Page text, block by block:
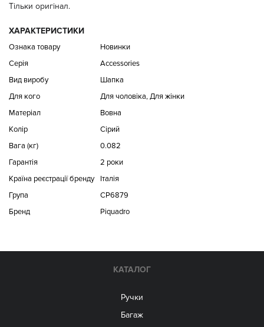
Тільки оригінал.
ХАРАКТЕРИСТИКИ
Ознака товару
Новинки
Серія
Accessories
Вид виробу
Шапка
Для кого
Для чоловіка, Для жінки
Матеріал
Вовна
Колір
Сірий
Вага (кг)
0.082
Гарантія
2 роки
Країна реєстрації бренду
Італія
Група
CP6879
Бренд
Piquadro
КАТАЛОГ
Ручки
Багаж